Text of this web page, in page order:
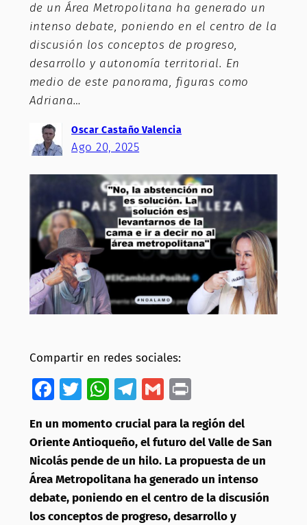
de un Área Metropolitana ha generado un
intenso debate, poniendo en el centro de la
discusión los conceptos de progreso,
desarrollo y autonomía territorial. En
medio de este panorama, figuras como
Adriana…
Oscar Castaño Valencia
Ago 20, 2025
Compartir en redes sociales:
Facebook
Twitter
WhatsApp
Telegram
Gmail
En un momento crucial para la región del
Oriente Antioqueño, el futuro del Valle de San
Nicolás pende de un hilo. La propuesta de un
Área Metropolitana ha generado un intenso
debate, poniendo en el centro de la discusión
los conceptos de progreso, desarrollo y